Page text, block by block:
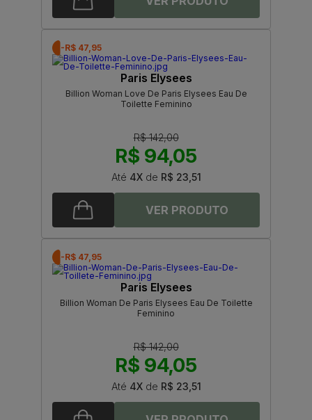
-R$ 47,95
Paris Elysees
Billion Woman Love De Paris Elysees Eau De
Toilette Feminino
R$ 142,00
R$ 94,05
Até 4Xde R$ 23,51
-R$ 47,95
Paris Elysees
Billion Woman De Paris Elysees Eau De Toilette
Feminino
R$ 142,00
R$ 94,05
Até 4Xde R$ 23,51